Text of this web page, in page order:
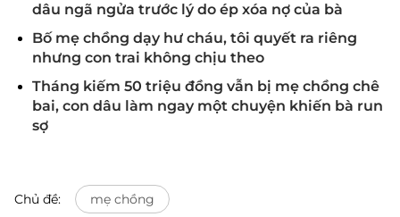
dâu ngã ngửa trước lý do ép xóa nợ của bà
Bố mẹ chồng dạy hư cháu, tôi quyết ra riêng
nhưng con trai không chịu theo
Tháng kiếm 50 triệu đồng vẫn bị mẹ chồng chê
bai, con dâu làm ngay một chuyện khiến bà run
sợ
Chủ đề: mẹ chồng